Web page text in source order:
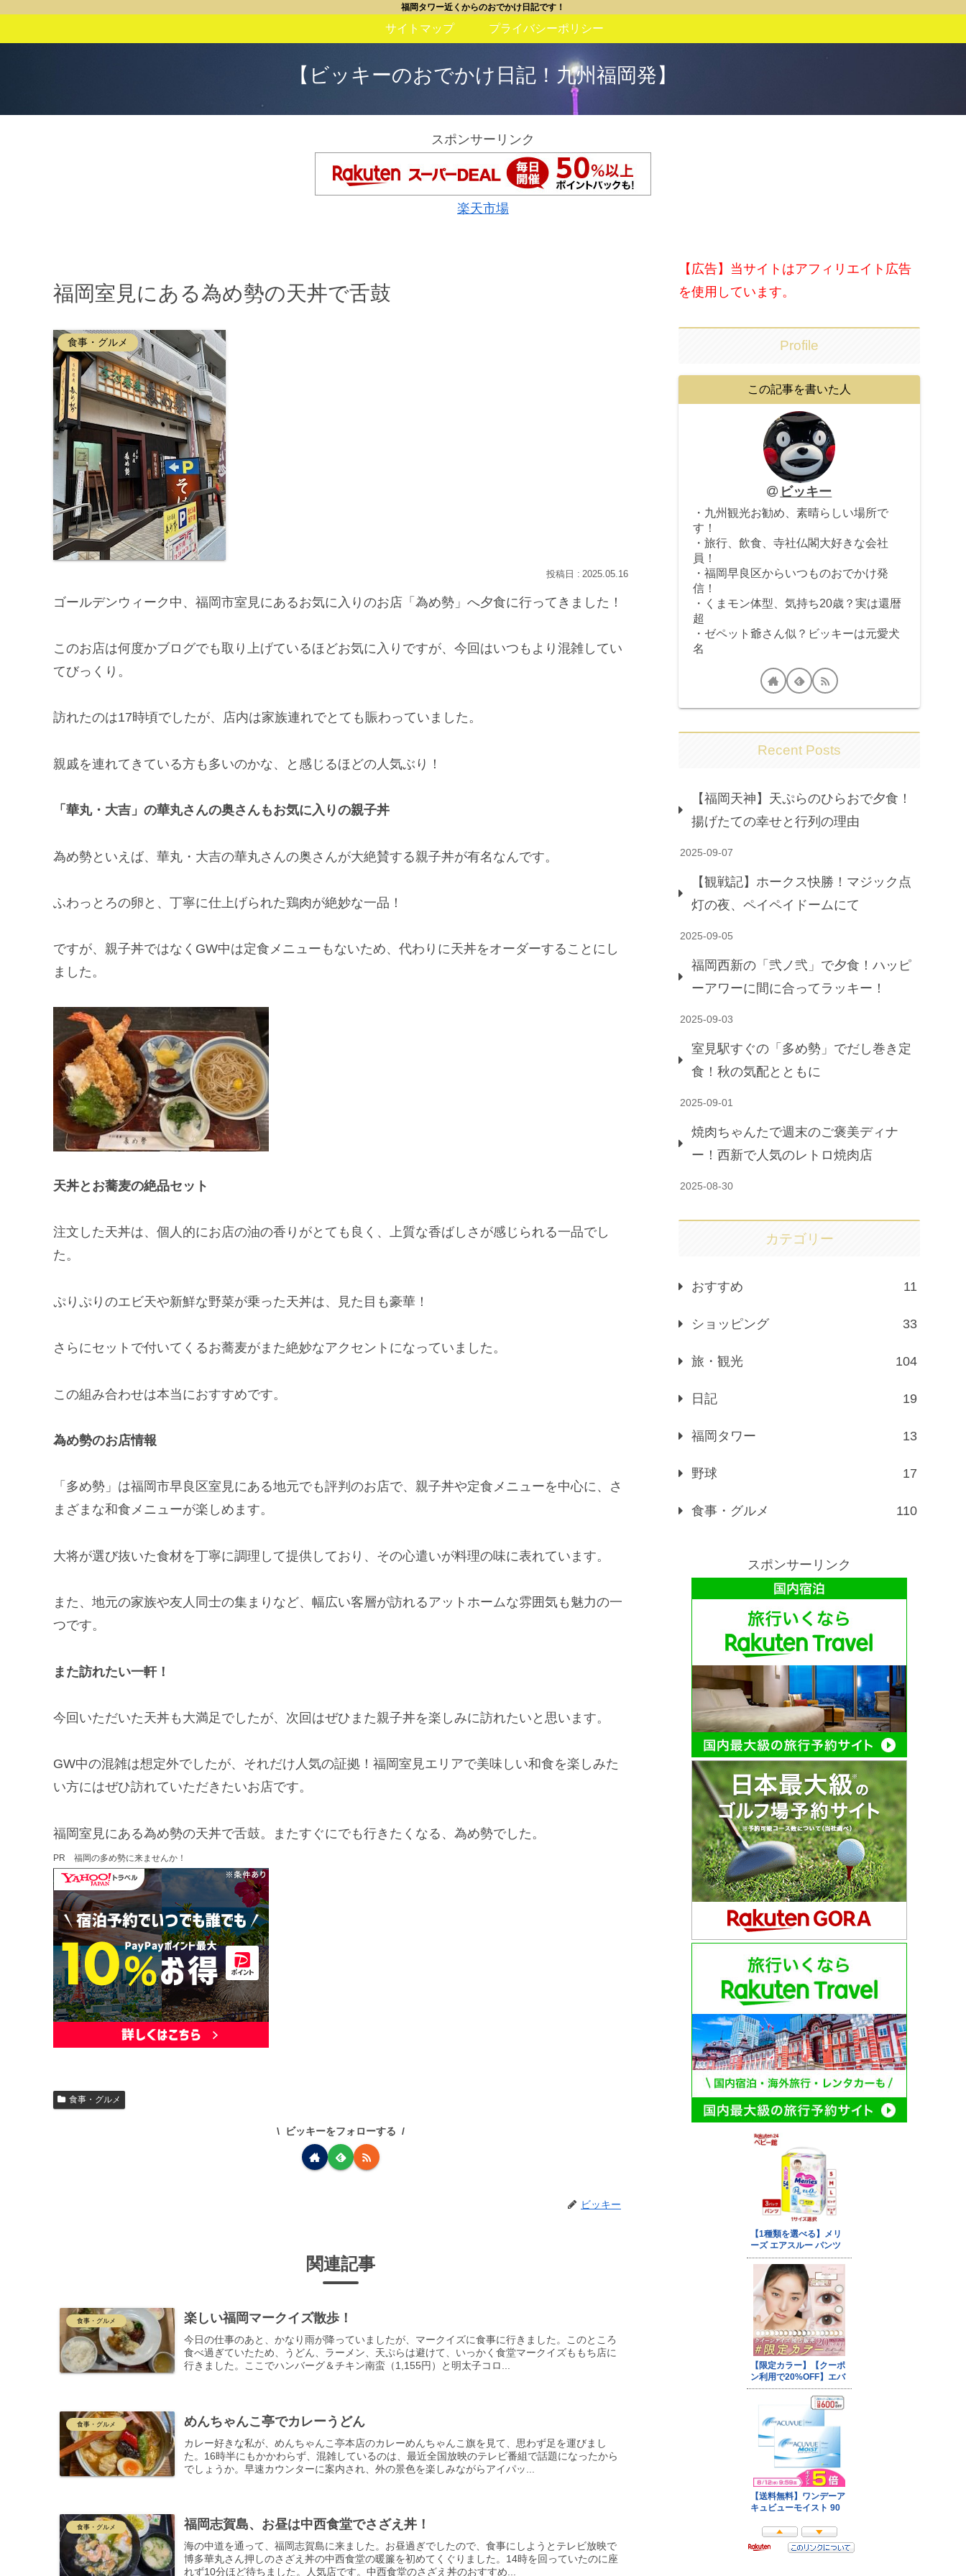
福岡タワー近くからのおでかけ日記です！
【ビッキーのおでかけ日記！九州福岡発】
サイトマップ プライバシーポリシー
スポンサーリンク
楽天市場
福岡室見にある為め勢の天丼で舌鼓
食事・グルメ
2025.05.16
ゴールデンウィーク中、福岡市室見にあるお気に入りのお店「為め勢」へ夕食に行ってきました！
このお店は何度かブログでも取り上げているほどお気に入りですが、今回はいつもより混雑してい
てびっくり。
訪れたのは17時頃でしたが、店内は家族連れでとても賑わっていました。
親戚を連れてきている方も多いのかな、と感じるほどの人気ぶり！
「華丸・大吉」の華丸さんの奥さんもお気に入りの親子丼
為め勢といえば、華丸・大吉の華丸さんの奥さんが大絶賛する親子丼が有名なんです。
ふわっとろの卵と、丁寧に仕上げられた鶏肉が絶妙な一品！
ですが、親子丼ではなくGW中は定食メニューもないため、代わりに天丼をオーダーすることにし
ました。
天丼とお蕎麦の絶品セット
注文した天丼は、個人的にお店の油の香りがとても良く、上質な香ばしさが感じられる一品でし
た。
ぷりぷりのエビ天や新鮮な野菜が乗った天丼は、見た目も豪華！
さらにセットで付いてくるお蕎麦がまた絶妙なアクセントになっていました。
この組み合わせは本当におすすめです。
為め勢のお店情報
「多め勢」は福岡市早良区室見にある地元でも評判のお店で、親子丼や定食メニューを中心に、さ
まざまな和食メニューが楽しめます。
大将が選び抜いた食材を丁寧に調理して提供しており、その心遣いが料理の味に表れています。
また、地元の家族や友人同士の集まりなど、幅広い客層が訪れるアットホームな雰囲気も魅力の一
つです。
また訪れたい一軒！
今回いただいた天丼も大満足でしたが、次回はぜひまた親子丼を楽しみに訪れたいと思います。
GW中の混雑は想定外でしたが、それだけ人気の証拠！福岡室見エリアで美味しい和食を楽しみた
い方にはぜひ訪れていただきたいお店です。
福岡室見にある為め勢の天丼で舌鼓。またすぐにでも行きたくなる、為め勢でした。
PR 福岡の多め勢に来ませんか！
食事・グルメ
ビッキーをフォローする
ビッキー
関連記事
食事・グルメ 楽しい福岡マークイズ散歩！
今日の仕事のあと、かなり雨が降っていましたが、マークイズに食事に行きました。このところ
食べ過ぎていたため、うどん、ラーメン、天ぷらは避けて、いっかく食堂マークイズももち店に
行きました。ここでハンバーグ＆チキン南蛮（1,155円）と明太子コロ...
食事・グルメ めんちゃんこ亭でカレーうどん
カレー好きな私が、めんちゃんこ亭本店のカレーめんちゃんこ旗を見て、思わず足を運びまし
た。16時半にもかかわらず、混雑しているのは、最近全国放映のテレビ番組で話題になったから
でしょうか。早速カウンターに案内され、外の景色を楽しみながらアイパッ...
食事・グルメ 福岡志賀島、お昼は中西食堂でさざえ丼！
海の中道を通って、福岡志賀島に来ました。お昼過ぎでしたので、食事にしようとテレビ放映で
博多華丸さん押しのさざえ丼の中西食堂の暖簾を初めてくぐりました。14時を回っていたのに座
れず10分ほど待ちました。人気店です。中西食堂のさざえ丼のおすすめ...
【広告】当サイトはアフィリエイト広告
を使用しています。
Profile
この記事を書いた人
ビッキー
・九州観光お勧め、素晴らしい場所で
す！
・旅行、飲食、寺社仏閣大好きな会社
員！
・福岡早良区からいつものおでかけ発
信！
・くまモン体型、気持ち20歳？実は還暦
超
・ゼペット爺さん似？ビッキーは元愛犬
名
Recent Posts
【福岡天神】天ぷらのひらおで夕食！
揚げたての幸せと行列の理由
2025-09-07
【観戦記】ホークス快勝！マジック点
灯の夜、ペイペイドームにて
2025-09-05
福岡西新の「弐ノ弐」で夕食！ハッピ
ーアワーに間に合ってラッキー！
2025-09-03
室見駅すぐの「多め勢」でだし巻き定
食！秋の気配とともに
2025-09-01
焼肉ちゃんたで週末のご褒美ディナ
ー！西新で人気のレトロ焼肉店
2025-08-30
カテゴリー
おすすめ 11
ショッピング 33
旅・観光 104
日記 19
福岡タワー 13
野球 17
食事・グルメ 110
スポンサーリンク